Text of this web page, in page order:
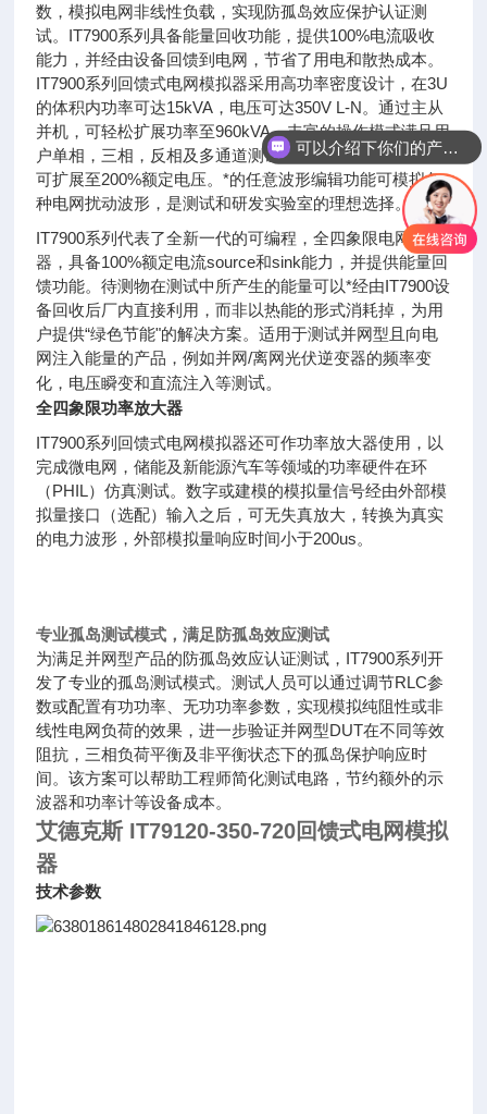
数，模拟电网非线性负载，实现防孤岛效应保护认证测
试。IT7900系列具备能量回收功能，提供100%电流吸收
能力，并经由设备回馈到电网，节省了用电和散热成本。
IT7900系列回馈式电网模拟器采用高功率密度设计，在3U
的体积内功率可达15kVA，电压可达350V L-N。通过主从
并机，可轻松扩展功率至960kVA。丰富的操作模式满足用
户单相，三相，反相及多通道测试需求，反相模式下电压
可扩展至200%额定电压。*的任意波形编辑功能可模拟各
种电网扰动波形，是测试和研发实验室的理想选择。
IT7900系列代表了全新一代的可编程，全四象限电网模拟
器，具备100%额定电流source和sink能力，并提供能量回
馈功能。待测物在测试中所产生的能量可以*经由IT7900设
备回收后厂内直接利用，而非以热能的形式消耗掉，为用
户提供“绿色节能"的解决方案。适用于测试并网型且向电
网注入能量的产品，例如并网/离网光伏逆变器的频率变
化，电压瞬变和直流注入等测试。
全四象限功率放大器
IT7900系列回馈式电网模拟器还可作功率放大器使用，以
完成微电网，储能及新能源汽车等领域的功率硬件在环
（PHIL）仿真测试。数字或建模的模拟量信号经由外部模
拟量接口（选配）输入之后，可无失真放大，转换为真实
的电力波形，外部模拟量响应时间小于200us。
专业孤岛测试模式，满足防孤岛效应测试
为满足并网型产品的防孤岛效应认证测试，IT7900系列开
发了专业的孤岛测试模式。测试人员可以通过调节RLC参
数或配置有功功率、无功功率参数，实现模拟纯阻性或非
线性电网负荷的效果，进一步验证并网型DUT在不同等效
阻抗，三相负荷平衡及非平衡状态下的孤岛保护响应时
间。该方案可以帮助工程师简化测试电路，节约额外的示
波器和功率计等设备成本。
艾德克斯 IT79120-350-720回馈式电网模拟
器
技术参数
可以介绍下你们的产品么